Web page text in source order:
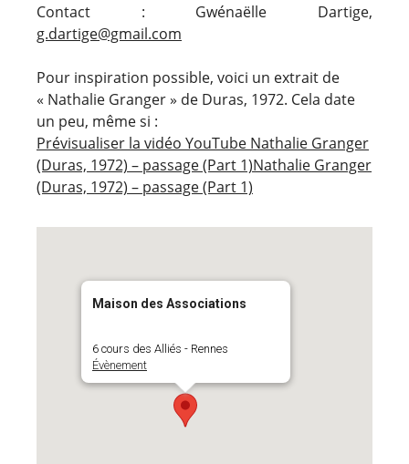
Contact : Gwénaëlle Dartige,
g.dartige@gmail.com
Pour inspiration possible, voici un extrait de
« Nathalie Granger » de Duras, 1972. Cela date
un peu, même si :
Prévisualiser la vidéo YouTube Nathalie Granger
(Duras, 1972) – passage (Part 1)Nathalie Granger
(Duras, 1972) – passage (Part 1)
Maison des Associations
6 cours des Alliés - Rennes
Évènement